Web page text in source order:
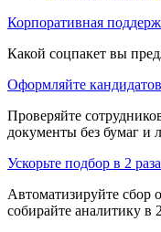
Корпоративная
Какой соцпакет вы
Оформляйте
Проверяйте
документы без бумаг и
Ускорьте подбор в 2
Автоматизируйте сбор
собирайте аналитику в